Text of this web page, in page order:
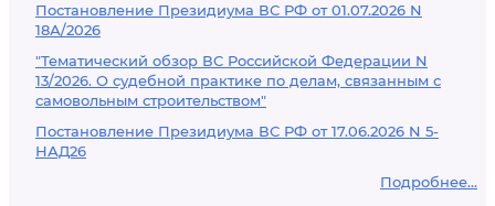
Постановление Президиума ВС РФ от 01.07.2026 N
18А/2026
"Тематический обзор ВС Российской Федерации N
13/2026. О судебной практике по делам, связанным с
самовольным строительством"
Постановление Президиума ВС РФ от 17.06.2026 N 5-
НАД26
Подробнее...